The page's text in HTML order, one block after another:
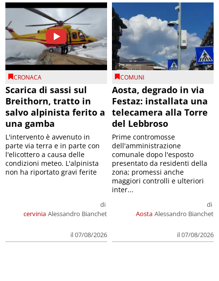
CRONACA
Scarica di sassi sul
Breithorn, tratto in
salvo alpinista ferito a
una gamba
cervinia
di
Alessandro Bianchet
il 07/08/2026
L'intervento è avvenuto in
parte via terra e in parte con
l'elicottero a causa delle
condizioni meteo. L'alpinista
non ha riportato gravi ferite
COMUNI
Aosta, degrado in via
Festaz: installata una
telecamera alla Torre
del Lebbroso
Aosta
di
Alessandro Bianchet
il 07/08/2026
Prime contromosse
dell'amministrazione
comunale dopo l'esposto
presentato da residenti della
zona; promessi anche
maggiori controlli e ulteriori
inter...